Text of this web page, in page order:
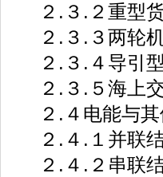
２.３.２重型货
２.３.３两轮机
２.３.４导引型
２.３.５海上
２.４电能与其
２.４.１并联
２.４.２串联